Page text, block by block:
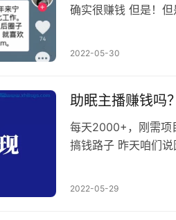
确实很赚钱 但是！
2022-05-30
助眠主播赚钱吗
每天2000+，刚需项
搞钱路子 昨天咱们
2022-05-29